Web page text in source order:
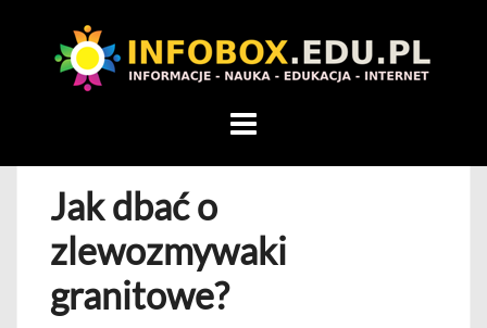
WITAMY
INFOBOX
INFORMACYJNY
STRON
blogu
przedstawiamy
przedsiębiorców,
Jak dbać o
zlewozmywaki
granitowe?